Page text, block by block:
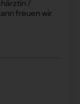
/
freuen wir